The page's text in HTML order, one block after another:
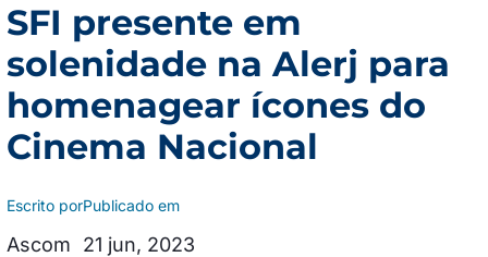
SFI presente em
solenidade na Alerj para
homenagear ícones do
Cinema Nacional
Escrito por
Ascom
Publicado em
21 jun, 2023